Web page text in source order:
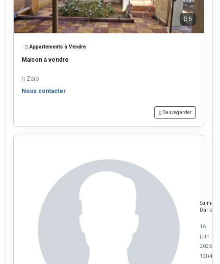
5
Appartements à Vendre
Maison à vendre
Zaïo
Nous contacter
Sauvegarder
Salma
Darraz
16
juin
2025 à
12h49